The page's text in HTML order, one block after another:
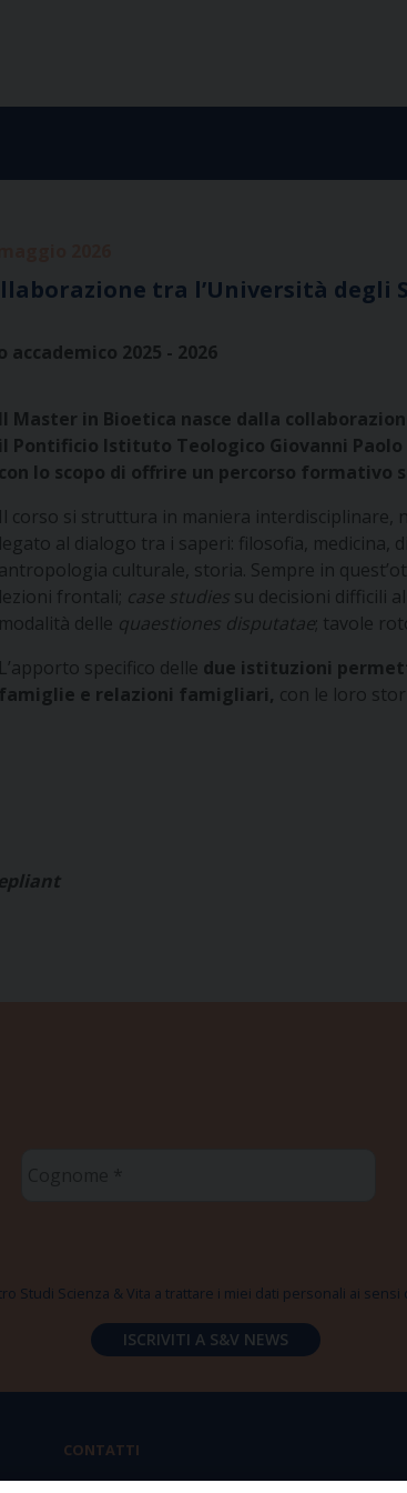
tra l’Università degli
2025 - 2026
Il Master in Bioetica nasce dalla
il Pontificio Istituto Teologico Giovanni
con lo scopo di offrire un percorso formativo
Il corso si struttura in maniera interdisciplinare,
legato al dialogo tra i saperi: filosofia, medicina,
antropologia culturale, storia. Sempre in
lezioni frontali; case studies su decisioni difficili
modalità delle quaestiones disputatae; tavole
L’apporto specifico delle due istituzioni
famiglie e relazioni famigliari, con le loro
Studi Scienza & Vita a trattare i miei dati personali ai sensi
CONTATTI